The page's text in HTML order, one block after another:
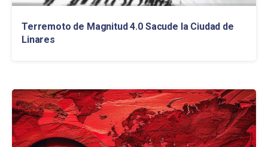
Terremoto de Magnitud 4.0 Sacude la Ciudad de
Linares